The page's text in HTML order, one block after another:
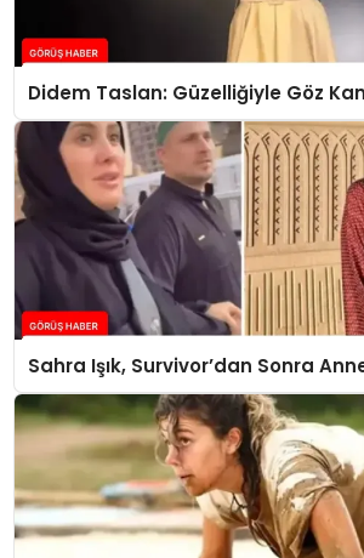
Didem Taslan: Güzelliğiyle Göz
Sahra Işık, Survivor’dan Sonra